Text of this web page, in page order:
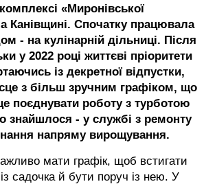
«Миронівської
Канівщині. Спочатку працювала
- на кулінарній дільниці. Після
у 2022 році життєві пріоритети
із декретної відпустки,
з більш зручним графіком, що
поєднувати роботу з турботою
знайшлося - у службі з ремонту
напряму вирощування.
мати графік, щоб встигати
садочка й бути поруч із нею. У